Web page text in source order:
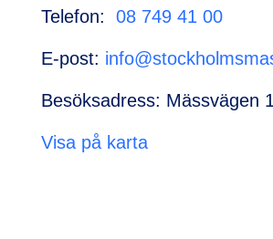
Telefon: 08 749 41 00
E-post:
Besöksadress: Mässvägen
Visa på karta